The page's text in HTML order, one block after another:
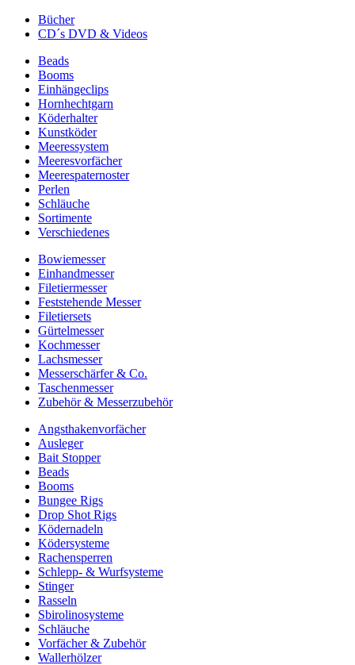
Bücher
CD´s DVD & Videos
Beads
Booms
Einhängeclips
Hornhechtgarn
Köderhalter
Kunstköder
Meeressystem
Meeresvorfächer
Meerespaternoster
Perlen
Schläuche
Sortimente
Verschiedenes
Bowiemesser
Einhandmesser
Filetiermesser
Feststehende Messer
Filetiersets
Gürtelmesser
Kochmesser
Lachsmesser
Messerschärfer & Co.
Taschenmesser
Zubehör & Messerzubehör
Angsthakenvorfächer
Ausleger
Bait Stopper
Beads
Booms
Bungee Rigs
Drop Shot Rigs
Ködernadeln
Ködersysteme
Rachensperren
Schlepp- & Wurfsysteme
Stinger
Rasseln
Sbirolinosysteme
Schläuche
Vorfächer & Zubehör
Wallerhölzer